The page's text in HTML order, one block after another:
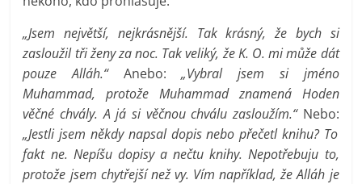
„Jsem největší, nejkrásnější. Tak krásný, že bych si
zasloužil tři ženy za noc. Tak veliký, že K. O. mi může dát
pouze Alláh.“ Anebo: „Vybral jsem si jméno
Muhammad, protože Muhammad znamená Hoden
věčné chvály. A já si věčnou chválu zasloužím.“ Nebo:
„Jestli jsem někdy napsal dopis nebo přečetl knihu? To
fakt ne. Nepíšu dopisy a nečtu knihy. Nepotřebuju to,
protože jsem chytřejší než vy. Vím například, že Alláh je